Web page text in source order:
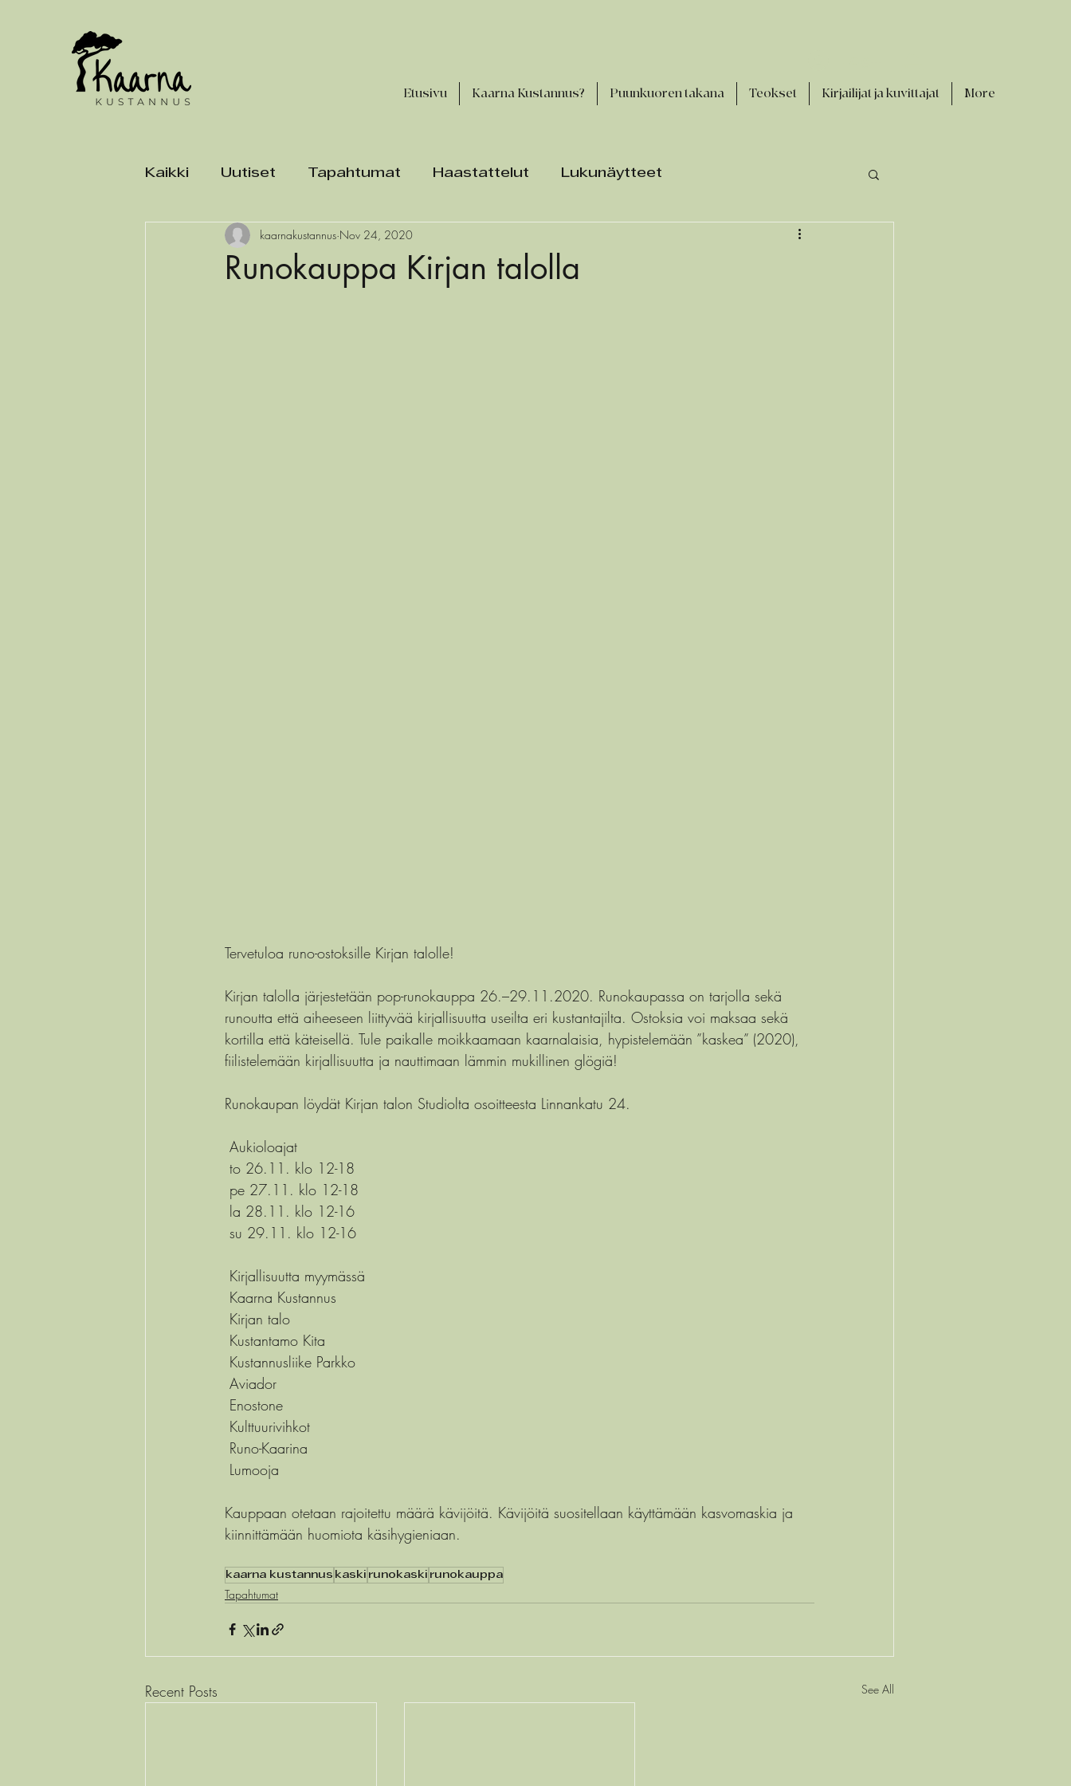
Etusivu Kaarna Kustannus? Puunkuoren takana Teokset Kirjailijat ja kuvittajat More
Kaikki Uutiset Tapahtumat Haastattelut Lukunäytteet
Runokauppa Kirjan talolla
kaarnakustannus Nov 24, 2020
Tervetuloa runo-ostoksille Kirjan talolle!
Kirjan talolla järjestetään pop-runokauppa 26.–29.11.2020. Runokaupassa on tarjolla sekä
runoutta että aiheeseen liittyvää kirjallisuutta useilta eri kustantajilta. Ostoksia voi maksaa sekä
kortilla että käteisellä. Tule paikalle moikkaamaan kaarnalaisia, hypistelemään ”kaskea” (2020),
fiilistelemään kirjallisuutta ja nauttimaan lämmin mukillinen glögiä!
Runokaupan löydät Kirjan talon Studiolta osoitteesta Linnankatu 24.
Aukioloajat
to 26.11. klo 12-18
pe 27.11. klo 12-18
la 28.11. klo 12-16
su 29.11. klo 12-16
Kirjallisuutta myymässä
Kaarna Kustannus
Kirjan talo
Kustantamo Kita
Kustannusliike Parkko
Aviador
Enostone
Kulttuurivihkot
Runo-Kaarina
Lumooja
Kauppaan otetaan rajoitettu määrä kävijöitä. Kävijöitä suositellaan käyttämään kasvomaskia ja
kiinnittämään huomiota käsihygieniaan.
kaarna kustannus kaski runokaski runokauppa
Tapahtumat
Recent Posts See All